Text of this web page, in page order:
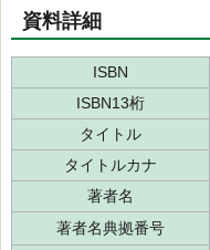
資料詳細
ISBN
ISBN13桁
タイトル
タイトルカナ
著者名
著者名典拠番号